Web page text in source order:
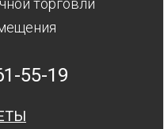
торговли
55-19